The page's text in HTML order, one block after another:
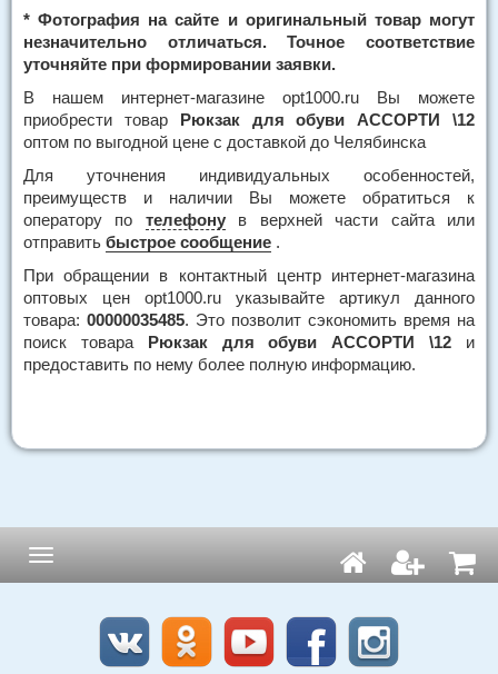
* Фотография на сайте и оригинальный товар могут
незначительно отличаться. Точное соответствие
уточняйте при формировании заявки.
В нашем интернет-магазине opt1000.ru Вы можете
приобрести товар Рюкзак для обуви АССОРТИ \12
оптом по выгодной цене с доставкой до Челябинска
Для уточнения индивидуальных особенностей,
преимуществ и наличии Вы можете обратиться к
оператору по телефонув верхней части сайта или
отправить быстрое сообщение .
При обращении в контактный центр интернет-магазина
оптовых цен opt1000.ru указывайте артикул данного
товара: 00000035485. Это позволит сэкономить время на
поиск товара Рюкзак для обуви АССОРТИ \12 и
предоставить по нему более полную информацию.
Навигация